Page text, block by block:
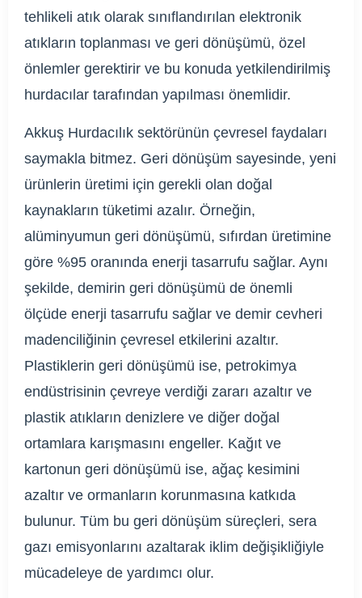
tehlikeli atık olarak sınıflandırılan elektronik
atıkların toplanması ve geri dönüşümü, özel
önlemler gerektirir ve bu konuda yetkilendirilmiş
hurdacılar tarafından yapılması önemlidir.
Akkuş Hurdacılık sektörünün çevresel faydaları
saymakla bitmez. Geri dönüşüm sayesinde, yeni
ürünlerin üretimi için gerekli olan doğal
kaynakların tüketimi azalır. Örneğin,
alüminyumun geri dönüşümü, sıfırdan üretimine
göre %95 oranında enerji tasarrufu sağlar. Aynı
şekilde, demirin geri dönüşümü de önemli
ölçüde enerji tasarrufu sağlar ve demir cevheri
madenciliğinin çevresel etkilerini azaltır.
Plastiklerin geri dönüşümü ise, petrokimya
endüstrisinin çevreye verdiği zararı azaltır ve
plastik atıkların denizlere ve diğer doğal
ortamlara karışmasını engeller. Kağıt ve
kartonun geri dönüşümü ise, ağaç kesimini
azaltır ve ormanların korunmasına katkıda
bulunur. Tüm bu geri dönüşüm süreçleri, sera
gazı emisyonlarını azaltarak iklim değişikliğiyle
mücadeleye de yardımcı olur.